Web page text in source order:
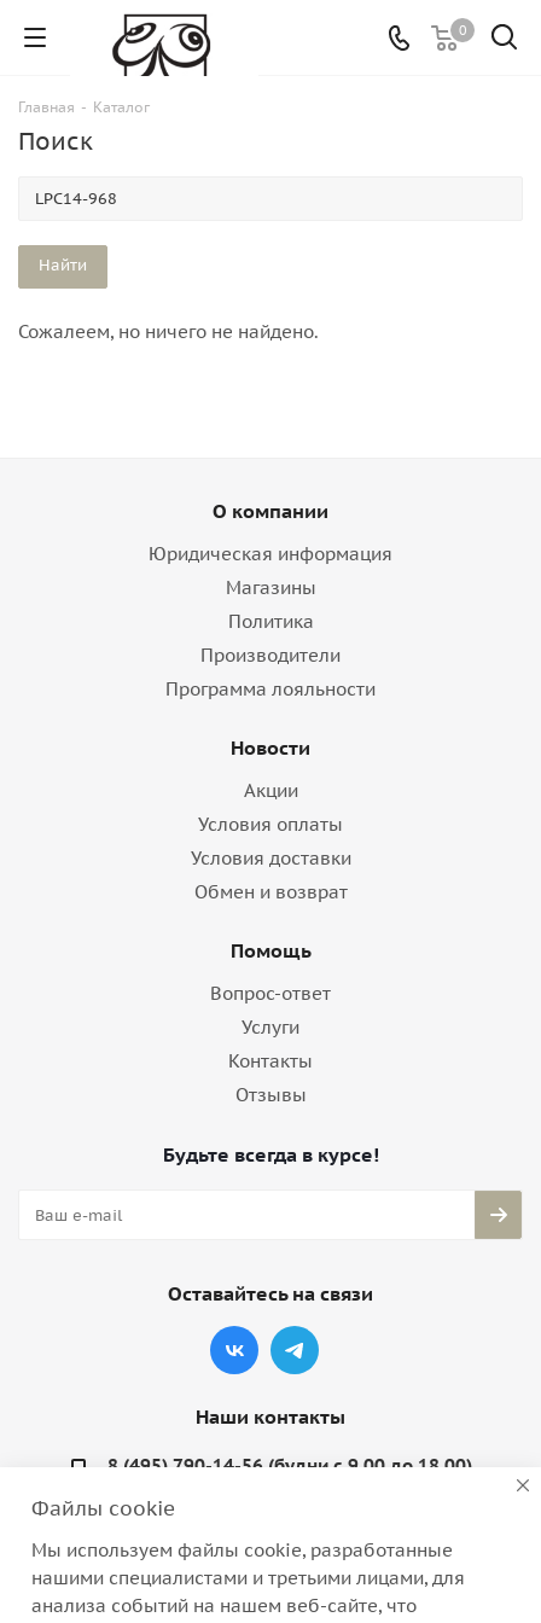
0
Главная - Каталог
Поиск
Сожалеем, но ничего не найдено.
О компании
Юридическая информация
Магазины
Политика
Производители
Программа лояльности
Новости
Акции
Условия оплаты
Условия доставки
Обмен и возврат
Помощь
Вопрос-ответ
Услуги
Контакты
Отзывы
Будьте всегда в курсе!
Оставайтесь на связи
Наши контакты
8 (495) 790-14-56 (будни с 9.00 до 18.00)
Варшавское шоссе, д. 132, стр. 9
Файлы cookie
Мы используем файлы cookie, разработанные
нашими специалистами и третьими лицами, для
анализа событий на нашем веб-сайте, что